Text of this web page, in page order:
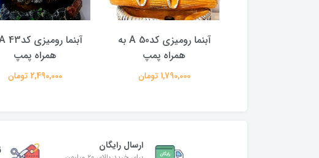
آبنما رومیزی کدA 50 به
همراه پمپ
1,790,000 تومان
همراه پمپ
2,490,000 تومان
ارسال رایگان